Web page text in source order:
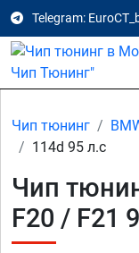
Telegram:
Чип тюнинг
114d 95 л.с
Чип
F20 / F21